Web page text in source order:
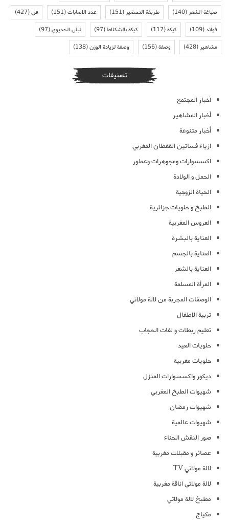
صباغة الشعر(140) طريقة التحضير(151) عدد الاصابات(151) فن(427)
فوائد(109) كيكة(117) كيكة بالشكلاط(97) ليلى الحديوي(97)
مشاهير(428) وصفة(156) وصفة لزيادة الوزن(138)
تصنيفات
أخبار المجتمع
أخبار المشاهير
أخبار متنوعة
ازياء فساتين القفطان المغربي
اكسسوارات ومجوهرات وعطور
الحمل و الولادة
الحياة الزوجية
الطبخ و حلويات جزائرية
العروس المغربية
العناية بالبشرة
العناية بالجسم
العناية بالشعر
المرأة المسلمة
الوصفات المجربة من لالة مولاتي
تربية الاطفال
تعليم ربطات و لفات الحجاب
حلويات العيد
حلويات مغربية
ديكور واكسسوارات المنزل
شهيوات الطبخ المغربي
شهيوات رمضان
شهيوات عالمية
صور النقش الحناء
عصائر و مقبلات مغربية
لالة مولاتي TV
لالة مولاتي اناقة مغربية
مطبخ لالة مولاتي
مكياج